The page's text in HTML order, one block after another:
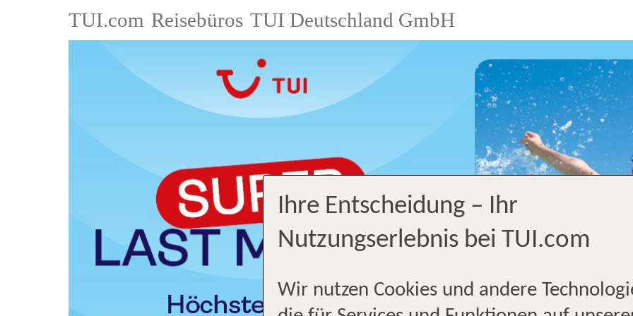
TUI.com Reisebüros TUI Deutschland GmbH
Ihre Entscheidung – Ihr
Nutzungserlebnis bei TUI.com
Wir nutzen Cookies und andere